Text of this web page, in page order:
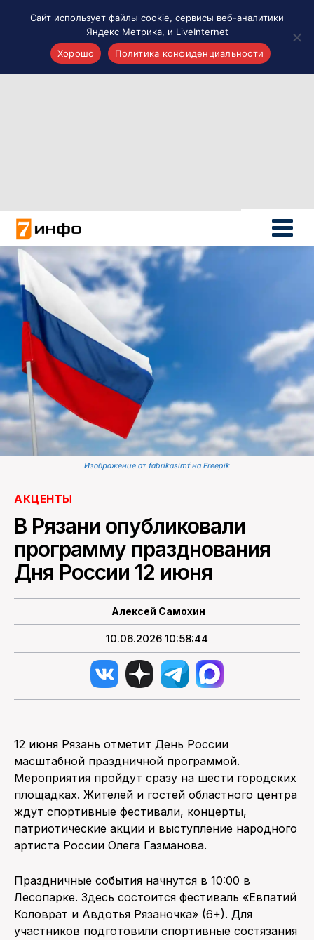
Новости России
Политика
Новости мира
Все материалы 7инфо
О НАС
ПОИСК ПО САЙТУ
Изображение от fabrikasimf на Freepik
АКЦЕНТЫ
В Рязани опубликовали
программу празднования
Дня России 12 июня
Алексей Самохин
10.06.2026 10:58:44
12 июня Рязань отметит День России
масштабной праздничной программой.
Мероприятия пройдут сразу на шести городских
площадках. Жителей и гостей областного центра
ждут спортивные фестивали, концерты,
патриотические акции и выступление народного
артиста России Олега Газманова.
Праздничные события начнутся в 10:00 в
Лесопарке. Здесь состоится фестиваль «Евпатий
Коловрат и Авдотья Рязаночка» (6+). Для
участников подготовили спортивные состязания
Сайт использует файлы cookie, сервисы веб-аналитики
Яндекс Метрика, и LiveInternet
Хорошо
Политика конфиденциальности